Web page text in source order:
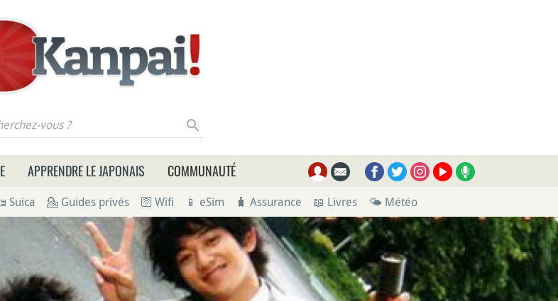
?
APPRENDRE LE JAPONAIS COMMUNAUTÉ
Suica 💁 Guides privés 🛜 Wifi 📱 eSim 🧳 Assurance 📖 Livres 🌤 Météo